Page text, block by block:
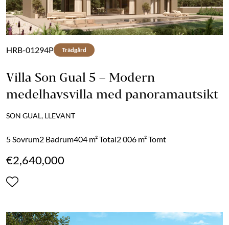
HRB-01294P Trädgård
Villa Son Gual 5 – Modern
medelhavsvilla med panoramautsikt
SON GUAL, LLEVANT
5 Sovrum2 Badrum404 m² Total2 006 m² Tomt
€2,640,000